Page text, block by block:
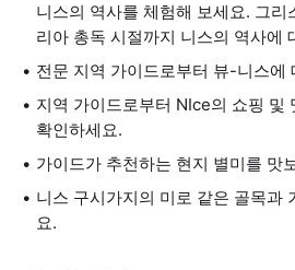
니스의 역사를 체험해 보세요. 그
리아 총독 시절까지 니스의 역사에
전문 지역 가이드로부터 뷰-니스에
지역 가이드로부터 NIce의 쇼핑 및
확인하세요.
가이드가 추천하는 현지 별미를 맛
니스 구시가지의 미로 같은 골목과
요.